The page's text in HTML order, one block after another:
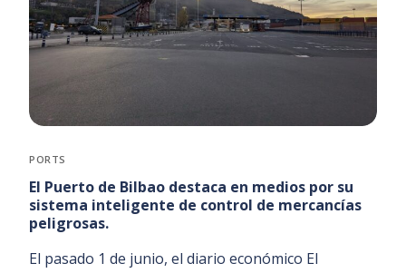
PORTS
El Puerto de Bilbao destaca en medios por su
sistema inteligente de control de mercancías
peligrosas.
El pasado 1 de junio, el diario económico El